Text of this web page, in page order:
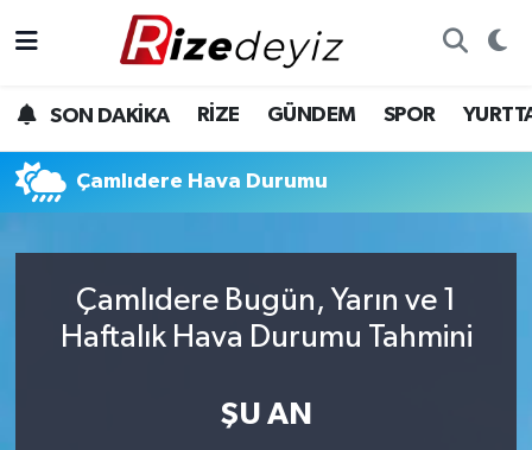
SON DAKİKA RİZE GÜNDEM SPOR
Çamlıdere Hava Durumu
Çamlıdere Bugün, Yarın ve 1
Haftalık Hava Durumu Tahmini
ŞU AN
Gündem
Yurttan Haberler
Teknoloji
Rize Hava Durumu
Rize Trafik Yoğunluk Haritası
Tüm Manşetler